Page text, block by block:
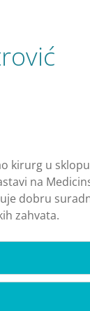
kirurg u
na
dobru
zahvata.